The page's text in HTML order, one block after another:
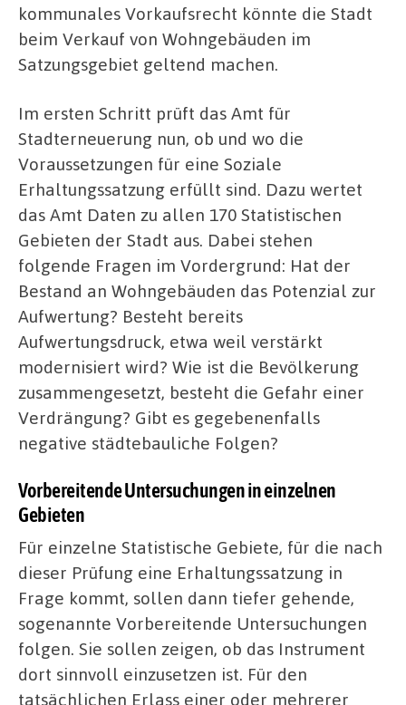
kommunales Vorkaufsrecht könnte die Stadt
beim Verkauf von Wohngebäuden im
Satzungsgebiet geltend machen.
Im ersten Schritt prüft das Amt für
Stadterneuerung nun, ob und wo die
Voraussetzungen für eine Soziale
Erhaltungssatzung erfüllt sind. Dazu wertet
das Amt Daten zu allen 170 Statistischen
Gebieten der Stadt aus. Dabei stehen
folgende Fragen im Vordergrund: Hat der
Bestand an Wohngebäuden das Potenzial zur
Aufwertung? Besteht bereits
Aufwertungsdruck, etwa weil verstärkt
modernisiert wird? Wie ist die Bevölkerung
zusammengesetzt, besteht die Gefahr einer
Verdrängung? Gibt es gegebenenfalls
negative städtebauliche Folgen?
Vorbereitende Untersuchungen in einzelnen
Gebieten
Für einzelne Statistische Gebiete, für die nach
dieser Prüfung eine Erhaltungssatzung in
Frage kommt, sollen dann tiefer gehende,
sogenannte Vorbereitende Untersuchungen
folgen. Sie sollen zeigen, ob das Instrument
dort sinnvoll einzusetzen ist. Für den
tatsächlichen Erlass einer oder mehrerer